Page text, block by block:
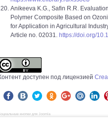
Anikeeva K.G., Safin R.R.
Polymer Composite Based on
for Application in Agricultural
Article no. 02031. https://doi.org/
доступен под лицензией
кнопки для Joomla